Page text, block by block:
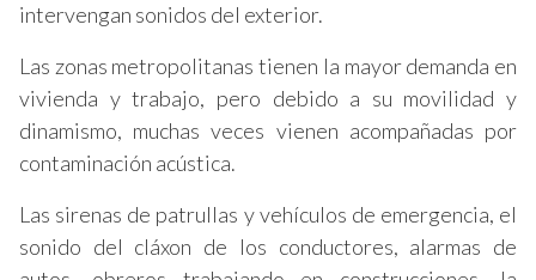
intervengan sonidos del exterior.
Las zonas metropolitanas tienen la mayor demanda en
vivienda y trabajo, pero debido a su movilidad y
dinamismo, muchas veces vienen acompañadas por
contaminación acústica.
Las sirenas de patrullas y vehículos de emergencia, el
sonido del cláxon de los conductores, alarmas de